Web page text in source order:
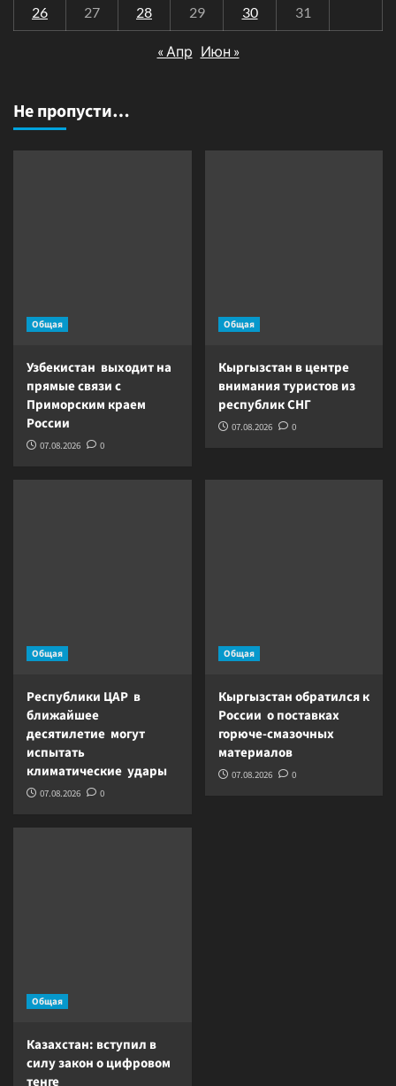
26 27 28 29 30 31
« Апр Июн »
Не пропусти…
Общая
Узбекистан выходит на
прямые связи с
Приморским краем
России
07.08.2026 0
Общая
Кыргызстан в центре
внимания туристов из
республик СНГ
07.08.2026 0
Общая
Республики ЦАР в
ближайшее
десятилетие могут
испытать
климатические удары
07.08.2026 0
Общая
Кыргызстан обратился к
России о поставках
горюче-смазочных
материалов
07.08.2026 0
Общая
Казахстан: вступил в
силу закон о цифровом
тенге